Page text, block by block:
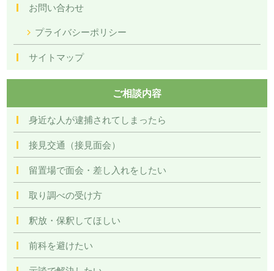
お問い合わせ
プライバシーポリシー
サイトマップ
ご相談内容
身近な人が逮捕されてしまったら
接見交通（接見面会）
留置場で面会・差し入れをしたい
取り調べの受け方
釈放・保釈してほしい
前科を避けたい